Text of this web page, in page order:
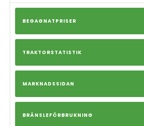
BEGAGNATPRISER
TRAKTORSTATISTIK
MARKNADSSIDAN
BRÄNSLEFÖRBRUKNING